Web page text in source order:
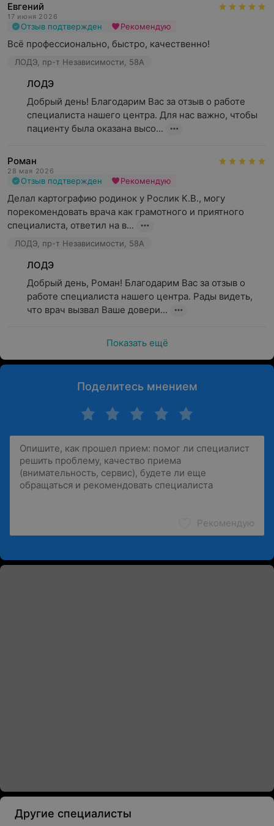
Евгений
17 июня 2026
Отзыв подтвержден Рекомендую
Всё профессионально, быстро, качественно!
ЛОДЭ, пр-т Независимости, 58А
ЛОДЭ
Добрый день! Благодарим Вас за отзыв о работе
специалиста нашего центра. Для нас важно, чтобы
пациенту была оказана высо...
Роман
28 мая 2026
Отзыв подтвержден Рекомендую
Делал картографию родинок у Рослик К.В., могу
порекомендовать врача как грамотного и приятного
специалиста, ответил на в...
ЛОДЭ, пр-т Независимости, 58А
ЛОДЭ
Добрый день, Роман! Благодарим Вас за отзыв о
работе специалиста нашего центра. Рады видеть,
что врач вызвал Ваше довери...
Показать ещё
Поделитесь мнением
Рекомендую
Другие специалисты